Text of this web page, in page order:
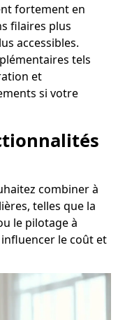
fortement en
filaires plus
accessibles.
tels
et
si votre
combiner à
telles que la
le pilotage à
le coût et